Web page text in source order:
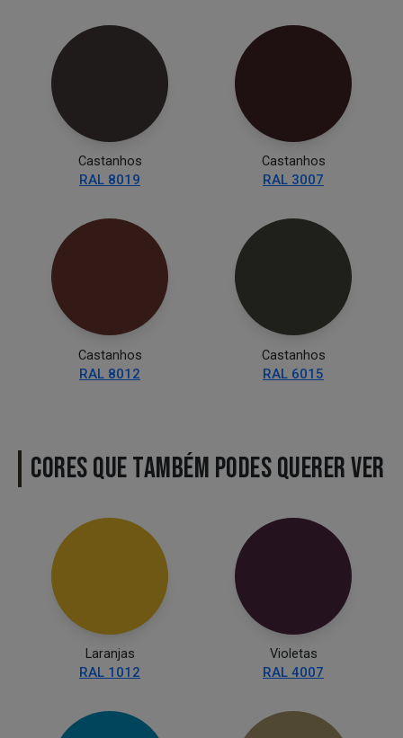
Castanhos
RAL 8019
Castanhos
RAL 3007
Castanhos
RAL 8012
Castanhos
RAL 6015
CORES QUE TAMBÉM PODES QUERER VER
Laranjas
RAL 1012
Violetas
RAL 4007